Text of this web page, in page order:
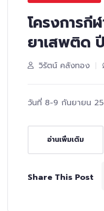
โครงการกี
ยาเสพติด
วิรัตน์ คลังทอง
วันที่ 8-9 กันยายน
อ่านเพิ่มเติม
Share This Post